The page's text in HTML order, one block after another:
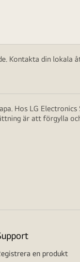
Kontakta din
Hos LG
är att förgylla
en produkt